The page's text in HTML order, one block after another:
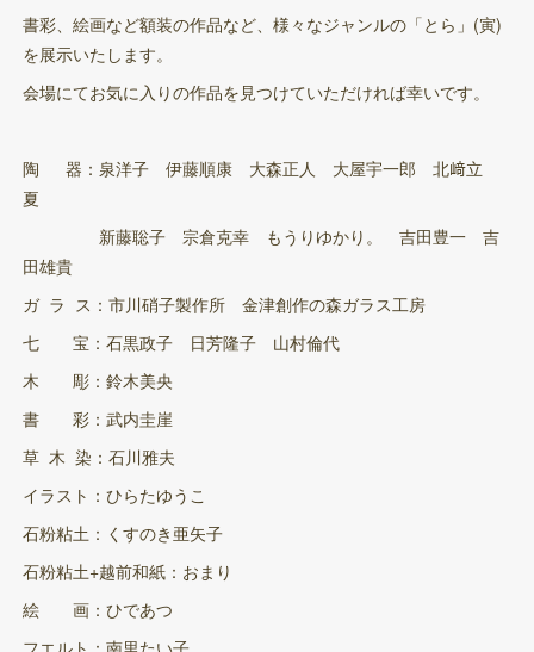
書彩、絵画など額装の作品など、様々なジャンルの「とら」(寅)
を展示いたします。
会場にてお気に入りの作品を見つけていただければ幸いです。
陶 器：泉洋子 伊藤順康 大森正人 大屋宇一郎 北﨑立
夏
新藤聡子 宗倉克幸 もうりゆかり。 吉田豊一 吉
田雄貴
ガ ラ ス：市川硝子製作所 金津創作の森ガラス工房
七 宝：石黒政子 日芳隆子 山村倫代
木 彫：鈴木美央
書 彩：武内圭崖
草 木 染：石川雅夫
イラスト：ひらたゆうこ
石粉粘土：くすのき亜矢子
石粉粘土+越前和紙：おまり
絵 画：ひであつ